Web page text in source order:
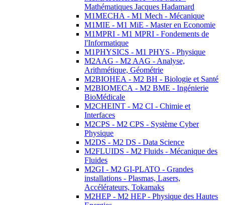
Mathématiques Jacques Hadamard
M1MECHA - M1 Mech - Mécanique
M1MIE - M1 MiE - Master en Economie
M1MPRI - M1 MPRI - Fondements de
l'Informatique
M1PHYSICS - M1 PHYS - Physique
M2AAG - M2 AAG - Analyse,
Arithmétique, Géométrie
M2BIOHEA - M2 BH - Biologie et Santé
M2BIOMECA - M2 BME - Ingénierie
BioMédicale
M2CHEINT - M2 CI - Chimie et
Interfaces
M2CPS - M2 CPS - Système Cyber
Physique
M2DS - M2 DS - Data Science
M2FLUIDS - M2 Fluids - Mécanique des
Fluides
M2GI - M2 GI-PLATO - Grandes
installations - Plasmas, Lasers,
Accélérateurs, Tokamaks
M2HEP - M2 HEP - Physique des Hautes